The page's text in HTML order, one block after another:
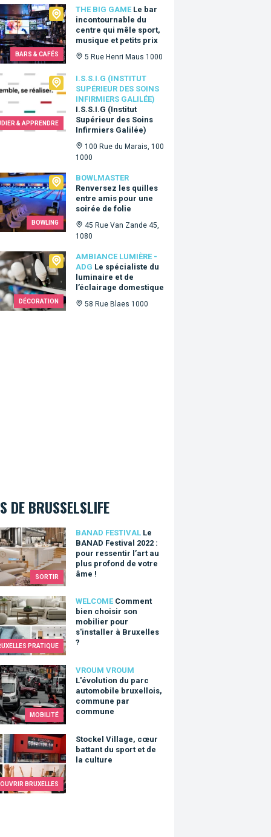
BARS & CAFÉS
THE BIG GAME Le bar
incontournable du
centre qui mêle sport,
musique et petits prix
5 Rue Henri Maus 1000
Game
& APPRENDRE
I.S.S.I.G (INSTITUT
SUPÉRIEUR DES SOINS
INFIRMIERS GALILÉE)
I.S.S.I.G (Institut
Supérieur des Soins
Infirmiers Galilée)
100 Rue du Marais, 100
1000
(Institut Supérieur des Soins Infirmiers Galilée)
BOWLING
BOWLMASTER
Renversez les quilles
entre amis pour une
soirée de folie
45 Rue Van Zande 45,
1080
DÉCORATION
AMBIANCE LUMIÈRE -
ADG Le spécialiste du
luminaire et de
l’éclairage domestique
58 Rue Blaes 1000
Lumière - ADG
DE BRUSSELSLIFE
SORTIR
BANAD FESTIVAL Le
BANAD Festival 2022 :
pour ressentir l’art au
plus profond de votre
âme !
Festival 2022 : pour ressentir l’art au plus profond de
PRATIQUE
WELCOME Comment
bien choisir son
mobilier pour
s'installer à Bruxelles
?
bien choisir son mobilier pour s'installer à Bruxelles ?
MOBILITÉ
VROUM VROUM
L'évolution du parc
automobile bruxellois,
commune par
commune
du parc automobile bruxellois, commune par commune
BRUXELLES
Stockel Village, cœur
battant du sport et de
la culture
Village, cœur battant du sport et de la culture